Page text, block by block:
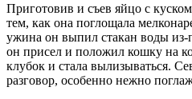
Приготовив и съев яйцо с
тем, как она поглощала
ужина он выпил стакан воды из-
он присел и положил кошку на
клубок и стала вылизываться.
разговор, особенно нежно